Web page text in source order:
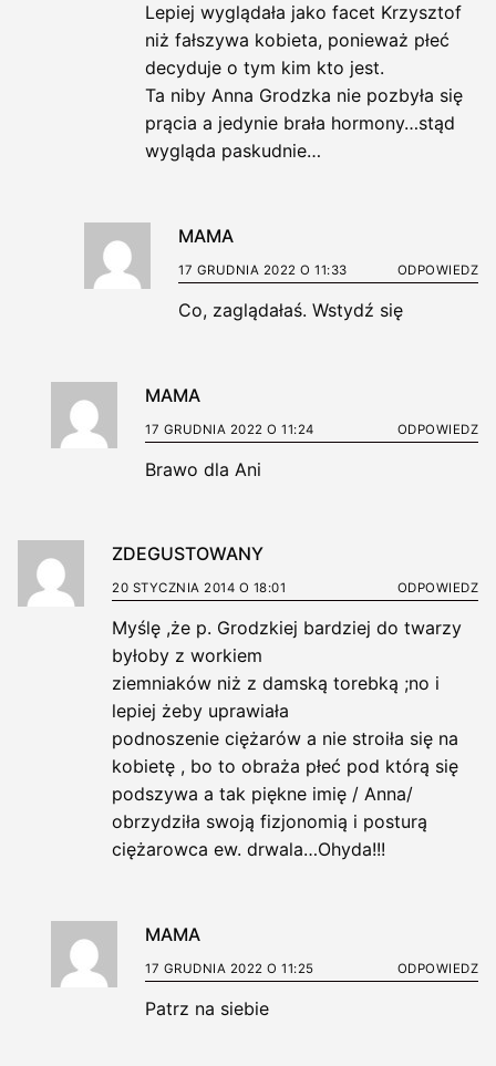
Lepiej wyglądała jako facet Krzysztof
niż fałszywa kobieta, ponieważ płeć
decyduje o tym kim kto jest.
Ta niby Anna Grodzka nie pozbyła się
prącia a jedynie brała hormony…stąd
wygląda paskudnie…
MAMA
17 GRUDNIA 2022 O 11:33 ODPOWIEDZ
Co, zaglądałaś. Wstydź się
MAMA
17 GRUDNIA 2022 O 11:24 ODPOWIEDZ
Brawo dla Ani
ZDEGUSTOWANY
20 STYCZNIA 2014 O 18:01 ODPOWIEDZ
Myślę ,że p. Grodzkiej bardziej do twarzy
byłoby z workiem
ziemniaków niż z damską torebką ;no i
lepiej żeby uprawiała
podnoszenie ciężarów a nie stroiła się na
kobietę , bo to obraża płeć pod którą się
podszywa a tak piękne imię / Anna/
obrzydziła swoją fizjonomią i posturą
ciężarowca ew. drwala…Ohyda!!!
MAMA
17 GRUDNIA 2022 O 11:25 ODPOWIEDZ
Patrz na siebie